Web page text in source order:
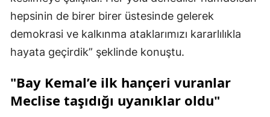
hepsinin de birer birer üstesinde gelerek
demokrasi ve kalkınma ataklarımızı kararlılıkla
hayata geçirdik” şeklinde konuştu.
"Bay Kemal’e ilk hançeri vuranlar
Meclise taşıdığı uyanıklar oldu"